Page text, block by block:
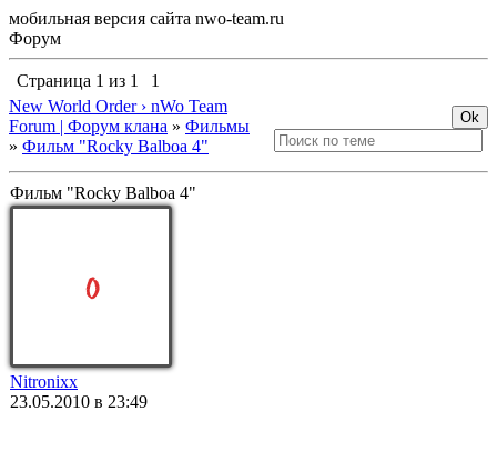
мобильная версия сайта nwo-team.ru
Форум
Страница 1 из 1
1
New World Order › nWo Team
Forum | Форум клана » Фильмы
» Фильм "Rocky Balboa 4"
Фильм "Rocky Balboa 4"
Nitronixx
23.05.2010 в 23:49